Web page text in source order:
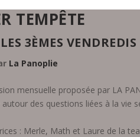
TEMPÊTE
3ÈMES
La Panoplie
mensuelle proposée par LA
autour des questions liées à la vie
: Merle, Math et Laure de la